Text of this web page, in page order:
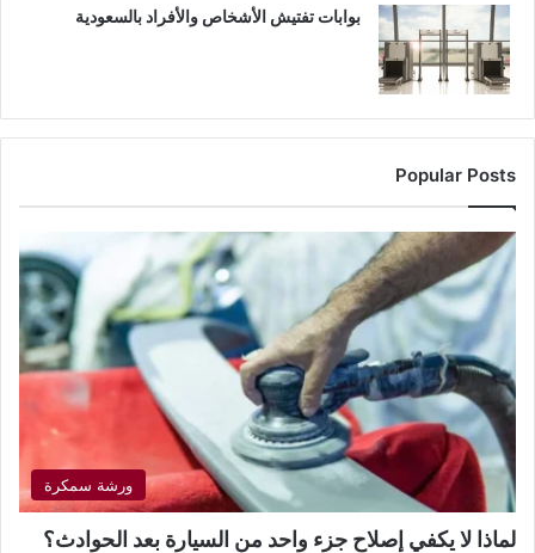
بوابات تفتيش الأشخاص والأفراد بالسعودية
Popular Posts
ورشة سمكرة
لماذا لا يكفي إصلاح جزء واحد من السيارة بعد الحوادث؟